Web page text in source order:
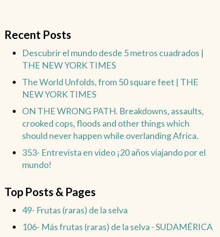
Recent Posts
Descubrir el mundo desde 5 metros cuadrados |
THE NEW YORK TIMES
The World Unfolds, from 50 square feet | THE
NEW YORK TIMES
ON THE WRONG PATH. Breakdowns, assaults,
crooked cops, floods and other things which
should never happen while overlanding Africa.
353- Entrevista en video ¡20 años viajando por el
mundo!
Top Posts & Pages
49- Frutas (raras) de la selva
106- Más frutas (raras) de la selva - SUDAMÉRICA